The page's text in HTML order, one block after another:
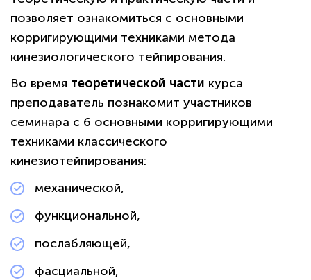
позволяет ознакомиться с основными
корригирующими техниками метода
кинезиологического тейпирования.
Во время теоретической части курса
преподаватель познакомит участников
семинара с 6 основными корригирующими
техниками классического
кинезиотейпирования:
механической,
функциональной,
послабляющей,
фасциальной,